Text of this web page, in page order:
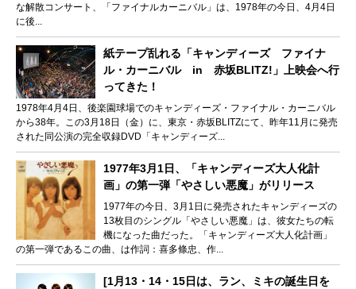
な解散コンサート、「ファイナルカーニバル」は、1978年の今日、4月4日
に後...
紙テープ乱れる「キャンディーズ ファイナ
ル・カーニバル in 赤坂BLITZ!」上映会へ行
ってきた！
1978年4月4日、後楽園球場でのキャンディーズ・ファイナル・カーニバル
から38年。この3月18日（金）に、東京・赤坂BLITZにて、昨年11月に発売
された同公演の完全収録DVD「キャンディーズ...
1977年3月1日、「キャンディーズ大人化計
画」の第一弾「やさしい悪魔」がリリース
1977年の今日、3月1日に発売されたキャンディーズの
13枚目のシングル「やさしい悪魔」は、彼女たちの転
機になった曲だった。「キャンディーズ大人化計画」
の第一弾であるこの曲、は作詞：喜多條忠、作...
[1月13・14・15日は、ラン、ミキの誕生日を